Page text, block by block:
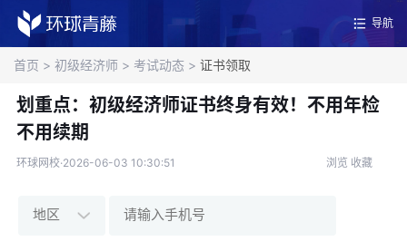
导航
首页 > 初级经济师 > 考试动态 > 证书领取
划重点：初级经济师证书终身有效！不用年检
不用续期
环球网校·2026-06-03 10:30:51 浏览 收藏